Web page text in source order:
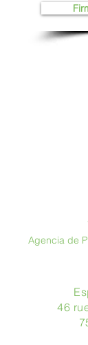
Agencia de
46